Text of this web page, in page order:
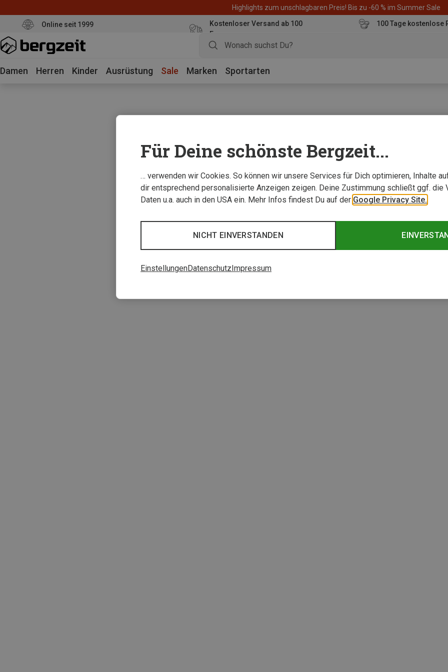
Highlights zum unschlagbaren Preis! Bis zu -60 % im Summer Sale
Online seit 1999
Kostenloser Versand ab 100
Euro
100 Tage kostenlose
Damen Herren Kinder Ausrüstung Sale Marken Sportarten
Für Deine schönste Bergzeit...
… verwenden wir Cookies. So können wir unsere Services für Dich optimieren, Inhalte
dir entsprechend personalisierte Anzeigen zeigen. Deine Zustimmung schließt ggf. die
Daten u.a. auch in den USA ein. Mehr Infos findest Du auf der Google Privacy Site.
NICHT EINVERSTANDEN
EinstellungenDatenschutzImpressum